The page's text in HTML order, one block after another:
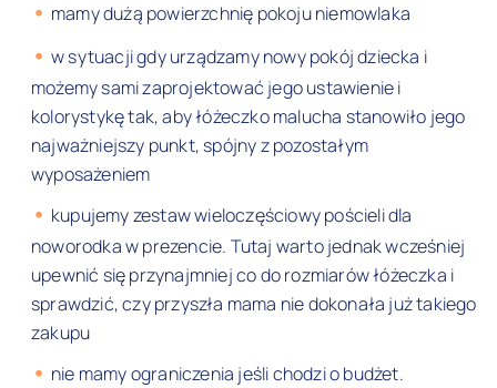
mamy dużą powierzchnię pokoju niemowlaka
w sytuacji gdy urządzamy nowy pokój dziecka i
możemy sami zaprojektować jego ustawienie i
kolorystykę tak, aby łóżeczko malucha stanowiło jego
najważniejszy punkt, spójny z pozostałym
wyposażeniem
kupujemy zestaw wieloczęściowy pościeli dla
noworodka w prezencie. Tutaj warto jednak wcześniej
upewnić się przynajmniej co do rozmiarów łóżeczka i
sprawdzić, czy przyszła mama nie dokonała już takiego
zakupu
nie mamy ograniczenia jeśli chodzi o budżet.